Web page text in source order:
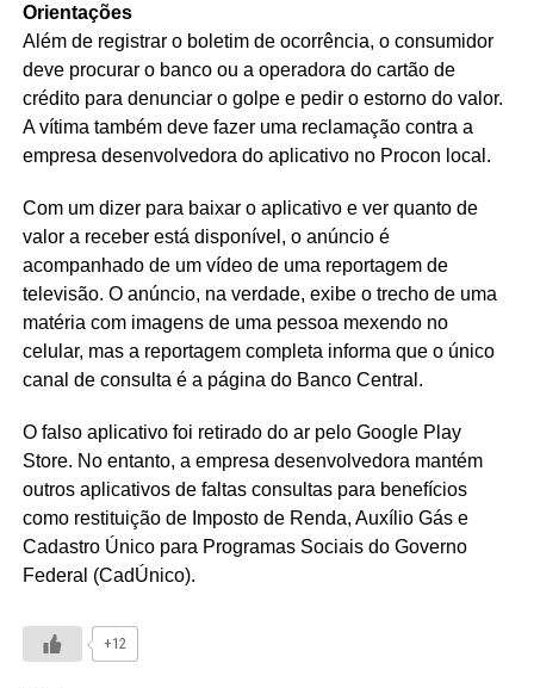
Orientações
Além de registrar o boletim de ocorrência, o consumidor
deve procurar o banco ou a operadora do cartão de
crédito para denunciar o golpe e pedir o estorno do valor.
A vítima também deve fazer uma reclamação contra a
empresa desenvolvedora do aplicativo no Procon local.
Com um dizer para baixar o aplicativo e ver quanto de
valor a receber está disponível, o anúncio é
acompanhado de um vídeo de uma reportagem de
televisão. O anúncio, na verdade, exibe o trecho de uma
matéria com imagens de uma pessoa mexendo no
celular, mas a reportagem completa informa que o único
canal de consulta é a página do Banco Central.
O falso aplicativo foi retirado do ar pelo Google Play
Store. No entanto, a empresa desenvolvedora mantém
outros aplicativos de faltas consultas para benefícios
como restituição de Imposto de Renda, Auxílio Gás e
Cadastro Único para Programas Sociais do Governo
Federal (CadÚnico).
+12